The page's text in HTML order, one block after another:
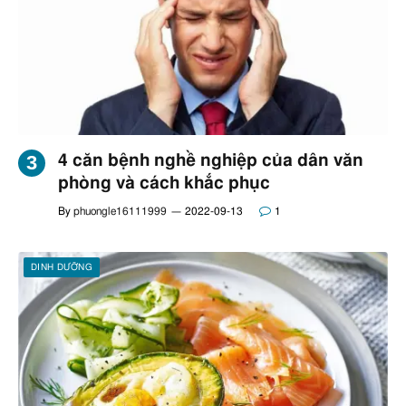
4 căn bệnh nghề nghiệp của dân văn
phòng và cách khắc phục
By phuongle16111999 2022-09-13 1
DINH DƯỠNG